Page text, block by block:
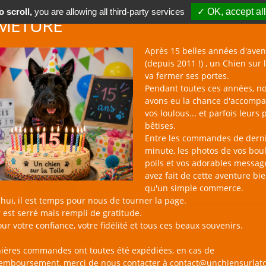
Après 15 belles années
(depuis 2011 !) , un Chien sur
va fermer ses portes.
Pendant toutes ces années,
avons eu la chance
vos loulous... et parfois leurs
bêtises.
Entre les commandes de
minute, les photos de vos
poils et vos adorables
avez fait de cette aventure
qu'un simple commerce.
il est temps pour nous de tourner la page.
est serré mais rempli de gratitude.
votre confiance, votre fidélité et tous ces beaux souvenirs.
commandes ont toutes été expédiées, en cas de
merci de nous contacter à
NAC NOUVEAUTÉS BLOG CONTACT
un Chien sur la Toile
Harnais PUPPIA “Spring
28,90 €
scroll,you are allowing all third-party services ✓ OK, accept all